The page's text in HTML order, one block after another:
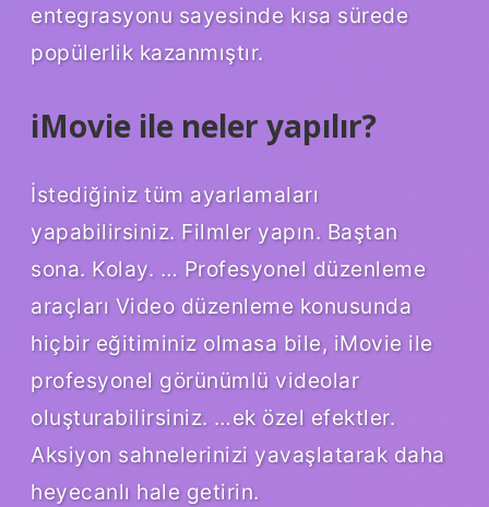
entegrasyonu sayesinde kısa sürede
popülerlik kazanmıştır.
iMovie ile neler yapılır?
İstediğiniz tüm ayarlamaları
yapabilirsiniz. Filmler yapın. Baştan
sona. Kolay. … Profesyonel düzenleme
araçları Video düzenleme konusunda
hiçbir eğitiminiz olmasa bile, iMovie ile
profesyonel görünümlü videolar
oluşturabilirsiniz. …ek özel efektler.
Aksiyon sahnelerinizi yavaşlatarak daha
heyecanlı hale getirin.